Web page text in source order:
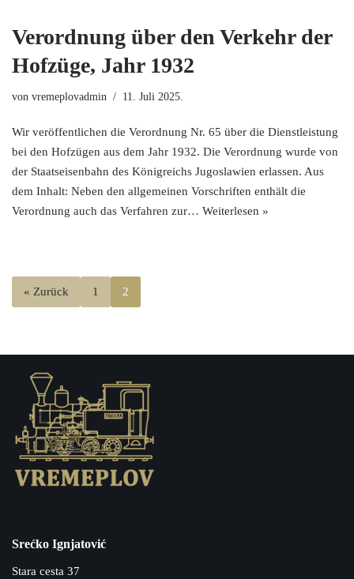
Verordnung über den Verkehr der
Hofzüge, Jahr 1932
von vremeplovadmin 11. Juli 2025.
Wir veröffentlichen die Verordnung Nr. 65 über die Dienstleistung
bei den Hofzügen aus dem Jahr 1932. Die Verordnung wurde von
der Staatseisenbahn des Königreichs Jugoslawien erlassen. Aus
dem Inhalt: Neben den allgemeinen Vorschriften enthält die
Verordnung auch das Verfahren zur… Weiterlesen »
« Zurück 1 2
Srećko Ignjatović
Stara cesta 37